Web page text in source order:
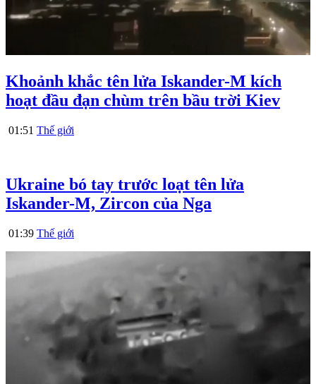
Khoảnh khắc tên lửa Iskander-M kích
hoạt đầu đạn chùm trên bầu trời Kiev
01:51 Thế giới
Ukraine bó tay trước loạt tên lửa
Iskander-M, Zircon của Nga
01:39 Thế giới